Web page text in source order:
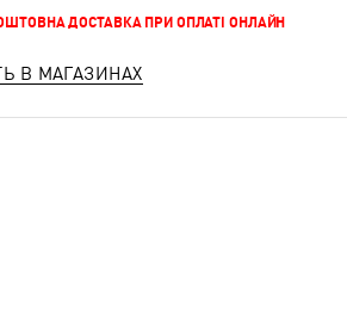
ДОСТАВКА ПРИ ОПЛАТІ ОНЛАЙН
В МАГАЗИНАХ